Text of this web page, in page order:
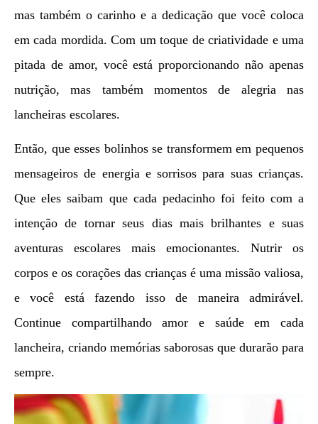
mas também o carinho e a dedicação que você coloca
em cada mordida. Com um toque de criatividade e uma
pitada de amor, você está proporcionando não apenas
nutrição, mas também momentos de alegria nas
lancheiras escolares.
Então, que esses bolinhos se transformem em pequenos
mensageiros de energia e sorrisos para suas crianças.
Que eles saibam que cada pedacinho foi feito com a
intenção de tornar seus dias mais brilhantes e suas
aventuras escolares mais emocionantes. Nutrir os
corpos e os corações das crianças é uma missão valiosa,
e você está fazendo isso de maneira admirável.
Continue compartilhando amor e saúde em cada
lancheira, criando memórias saborosas que durarão para
sempre.